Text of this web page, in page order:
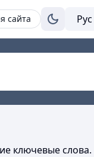
сайта
ключевые слова.